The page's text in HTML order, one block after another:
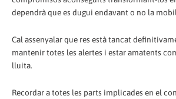
dependrà que es dugui endavant o no la
Cal assenyalar que res està tancat
mantenir totes les alertes i estar amatents
lluita.
Recordar a totes les parts implicades en el